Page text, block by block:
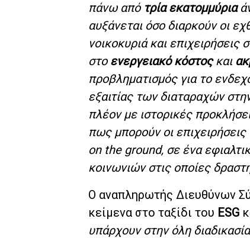
πάνω από τρία εκατομμύρια
αυξάνεται όσο διαρκούν οι
νοικοκυριά και
στο ενεργειακό κόστοςκαι
προβληματισμός για το
εξαιτίας των διαταραχών
πλέον με ιστορικές
πως μπορούν οι
on the ground, σε ένα
κοινωνιών στις οποίες
Ο αναπληρωτής Διευθύνων
κείμενα στο ταξίδι του ESG
υπάρχουν στην όλη